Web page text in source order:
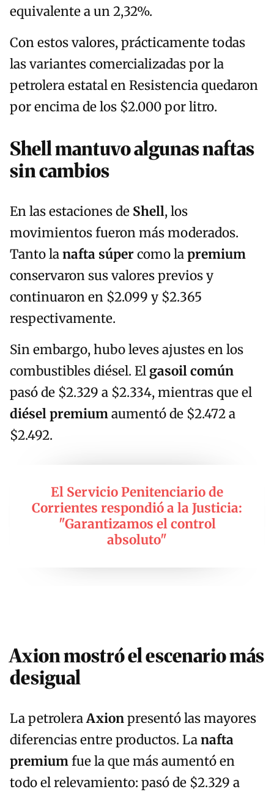
equivalente a un 2,32%.
Con estos valores, prácticamente todas
las variantes comercializadas por la
petrolera estatal en Resistencia quedaron
por encima de los $2.000 por litro.
Shell mantuvo algunas naftas
sin cambios
En las estaciones de Shell, los
movimientos fueron más moderados.
Tanto lanafta súpercomo lapremium
conservaron sus valores previos y
continuaron en $2.099 y $2.365
respectivamente.
Sin embargo, hubo leves ajustes en los
combustibles diésel. El gasoil común
pasó de $2.329 a $2.334, mientras que el
diésel premiumaumentó de $2.472 a
$2.492.
El Servicio Penitenciario de
Corrientes respondió a la Justicia:
"Garantizamos el control
absoluto"
Axion mostró el escenario más
desigual
La petroleraAxionpresentó las mayores
diferencias entre productos. Lanafta
premiumfue la que más aumentó en
todo el relevamiento: pasó de $2.329 a